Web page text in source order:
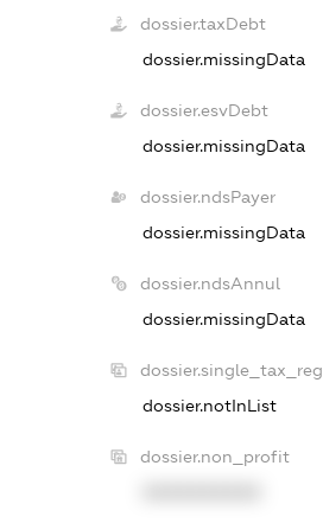
dossier.taxDebt
dossier.missingData
dossier.esvDebt
dossier.missingData
dossier.ndsPayer
dossier.missingData
dossier.ndsAnnul
dossier.missingData
dossier.single_tax_reg
dossier.notInList
dossier.non_profit